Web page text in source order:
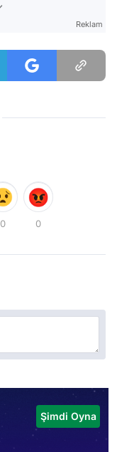
Reklam
0 0
Şimdi Oyna